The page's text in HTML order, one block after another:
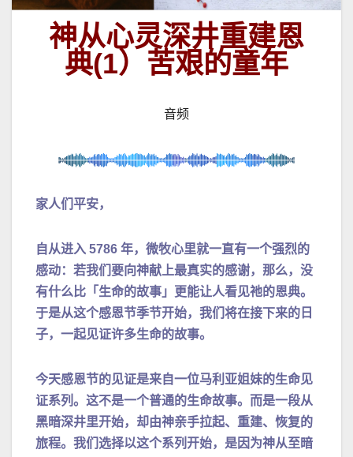
神从心灵深井重建恩
典(1）苦艰的童年
音频
家人们平安，
自从进入 5786 年，微牧心里就一直有一个强烈的
感动：若我们要向神献上最真实的感谢，那么，没
有什么比「生命的故事」更能让人看见祂的恩典。
于是从这个感恩节季节开始，我们将在接下来的日
子，一起见证许多生命的故事。
今天感恩节的见证是来自一位马利亚姐妹的生命见
证系列。这不是一个普通的生命故事。而是一段从
黑暗深井里开始，却由神亲手拉起、重建、恢复的
旅程。我们选择以这个系列开始，是因为神从至暗